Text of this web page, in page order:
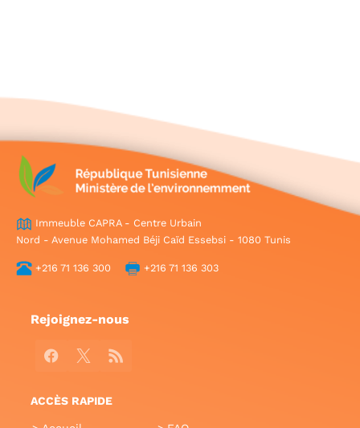
Immeuble CAPRA - Centre Urbain
Nord - Avenue Mohamed Béji Caïd Essebsi - 1080 Tunis
+216 71 136 300 +216 71 136 303
Rejoignez-nous
Facebook
X RSS
ACCÈS RAPIDE